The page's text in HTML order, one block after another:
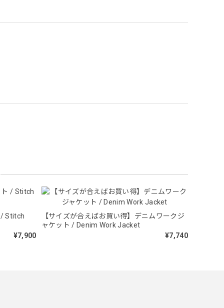
/ Stitch
¥7,900
【サイズが合えばお買い得】デニムワークジ
ャケット / Denim Work Jacket
¥7,740